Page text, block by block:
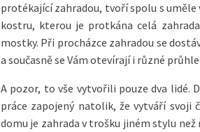
protékající zahradou, tvoří spolu s
kostru, kterou je protkána celá
mostky. Při procházce zahradou se
a současně se Vám otevírají i různé
A pozor, to vše vytvořili pouze dva lidé.
práce zapojený natolik, že vytváří svoji
domu je zahrada v trošku jiném stylu